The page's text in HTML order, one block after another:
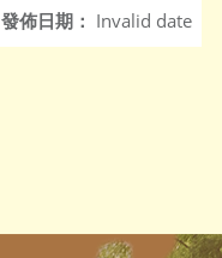
發佈日期： Invalid date